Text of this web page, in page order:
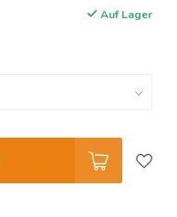
Auf Lager